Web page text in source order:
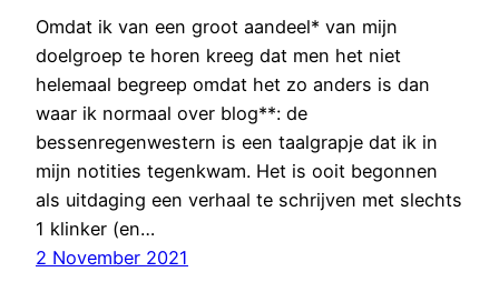
Omdat ik van een groot aandeel* van mijn
doelgroep te horen kreeg dat men het niet
helemaal begreep omdat het zo anders is dan
waar ik normaal over blog**: de
bessenregenwestern is een taalgrapje dat ik in
mijn notities tegenkwam. Het is ooit begonnen
als uitdaging een verhaal te schrijven met slechts
1 klinker (en…
2 November 2021